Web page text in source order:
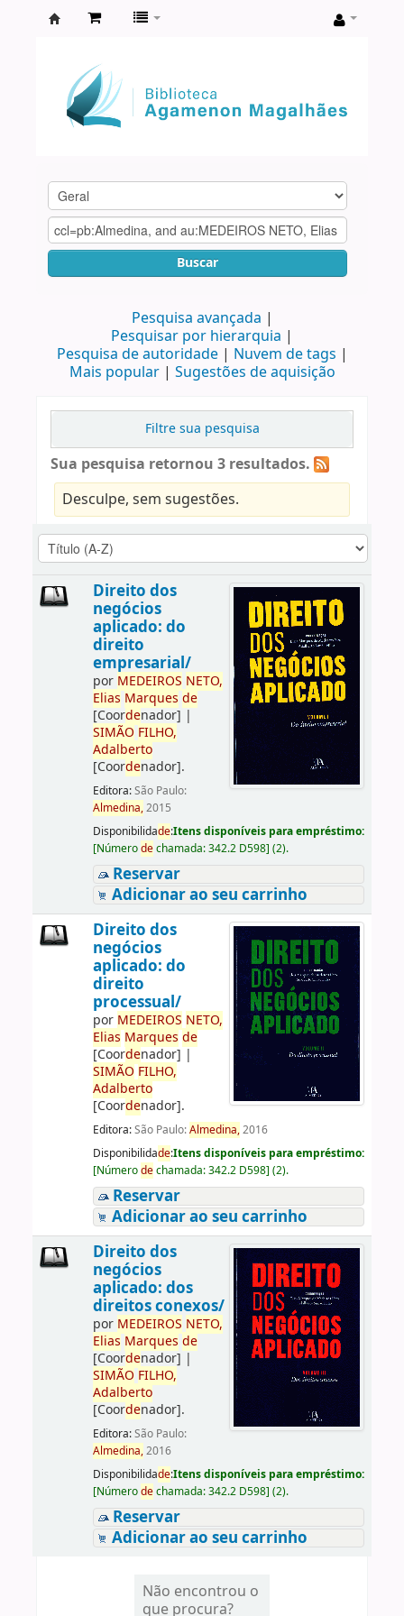
Agamenon
Magalhães
Buscar
Pesquisa avançada
Pesquisar por hierarquia
Pesquisa de autoridade
Nuvem de tags
Mais popular
Sugestões de aquisição
Filtre sua pesquisa
Sua pesquisa retornou 3 resultados.
Desculpe, sem sugestões.
Direito dos
negócios
aplicado: do
direito
empresarial/
por MEDEIROS NETO,
Elias Marques de
[Coordenador] |
SIMÃO FILHO,
Adalberto
[Coordenador].
Editora:São Paulo:
Almedina,2015
Disponibilidade:Itens disponíveis para empréstimo:
[Númerodechamada:342.2 D598] (2).
Reservar
Adicionar ao seu carrinho
Direito dos
negócios
aplicado: do
direito
processual/
por MEDEIROS NETO,
Elias Marques de
[Coordenador] |
SIMÃO FILHO,
Adalberto
[Coordenador].
Editora:São Paulo:Almedina,2016
Disponibilidade:Itens disponíveis para empréstimo:
[Númerodechamada:342.2 D598] (2).
Reservar
Adicionar ao seu carrinho
Direito dos
negócios
aplicado: dos
direitos conexos/
por MEDEIROS NETO,
Elias Marques de
[Coordenador] |
SIMÃO FILHO,
Adalberto
[Coordenador].
Editora:São Paulo:
Almedina,2016
Disponibilidade:Itens disponíveis para empréstimo:
[Númerodechamada:342.2 D598] (2).
Reservar
Adicionar ao seu carrinho
Não encontrou o
que procura?